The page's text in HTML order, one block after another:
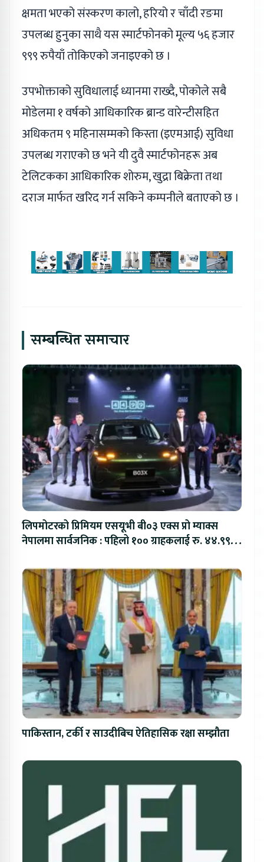
क्षमता भएको संस्करण कालो, हरियो र चाँदी रङमा
उपलब्ध हुनुका साथै यस स्मार्टफोनको मूल्य ५६ हजार
९९९ रुपैयाँ तोकिएको जनाइएको छ ।
उपभोक्ताको सुविधालाई ध्यानमा राख्दै, पोकोले सबै
मोडेलमा १ वर्षको आधिकारिक ब्रान्ड वारेन्टीसहित
अधिकतम ९ महिनासम्मको किस्ता (इएमआई) सुविधा
उपलब्ध गराएको छ भने यी दुवै स्मार्टफोनहरू अब
टेलिटकका आधिकारिक शोरुम, खुद्रा बिक्रेता तथा
दराज मार्फत खरिद गर्न सकिने कम्पनीले बताएको छ ।
सम्बन्धित समाचार
लिपमोटरको प्रिमियम एसयूभी बी०३ एक्स प्रो म्याक्स
नेपालमा सार्वजनिक : पहिलो १०० ग्राहकलाई रु. ४४.९९
पाकिस्तान, टर्की र साउदीबिच ऐतिहासिक रक्षा सम्झौता